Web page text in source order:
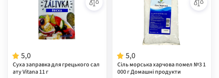
5,0
Суха заправка для грецького сал
ату Vitana 11 г
5,0
Сіль морська харчова помел №3 1
000 г Домашні продукти